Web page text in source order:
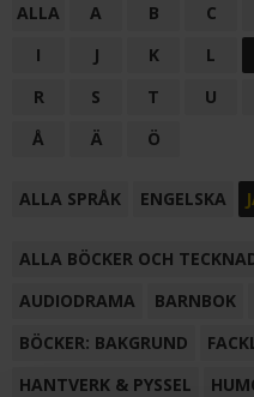
ALLA A B C
I
J K L
R
S T U
Å
Ä Ö
ALLA SPRÅK ENGELSKA
ALLA BÖCKER OCH
AUDIODRAMA
BARNBOK
BÖCKER: BAKGRUND
HANTVERK & PYSSEL